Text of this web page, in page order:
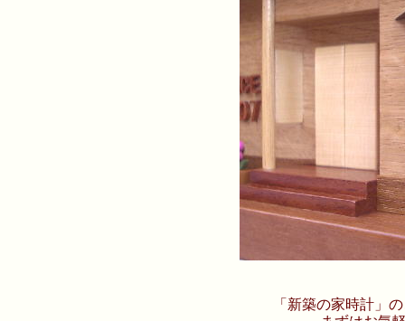
「新築の家時計」